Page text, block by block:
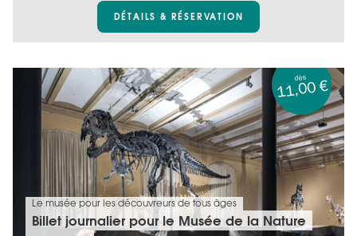
DÉTAILS & RÉSERVATION
Le musée pour les découvreurs de tous âges
Billet journalier pour le Musée de la Nature
dès
11,00 €